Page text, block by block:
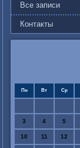
Все записи
Контакты
Пн Вт Ср
3 4 5
10 11 12